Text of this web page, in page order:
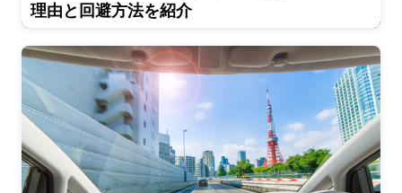
理由と回避方法を紹介